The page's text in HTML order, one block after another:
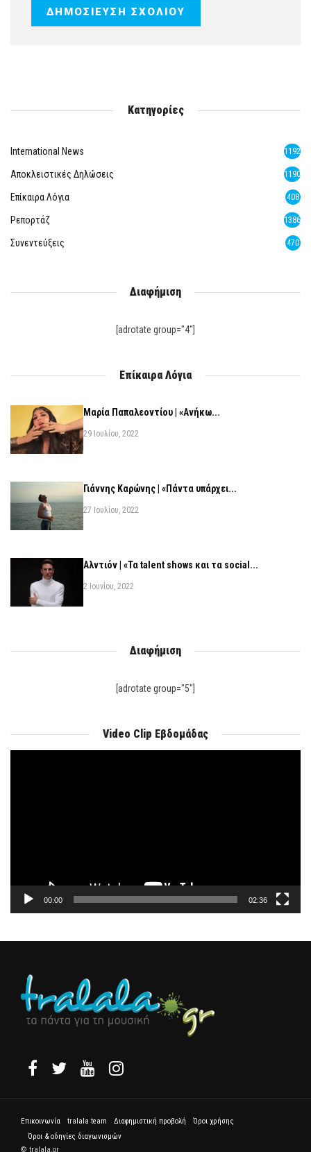
Κατηγορίες
International News 1192
Αποκλειστικές Δηλώσεις 1190
Επίκαιρα Λόγια 408
Ρεπορτάζ 1386
Συνεντεύξεις 470
Διαφήμιση
[adrotate group="4"]
Επίκαιρα Λόγια
Μαρία Παπαλεοντίου | «Ανήκω...
29 Ιουλίου, 2022
Γιάννης Καρώνης | «Πάντα υπάρχει...
27 Ιουλίου, 2022
Αλντιόν | «Τα talent shows και τα social...
2 Ιουνίου, 2022
Διαφήμιση
[adrotate group="5"]
Video Clip Εβδομάδας
00:00 02:36
Επικοινωνία tralala team Διαφημιστική προβολή
Όροι χρήσης
Όροι & οδηγίες διαγωνισμών
© tralala.gr